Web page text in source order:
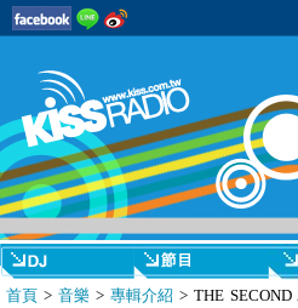
首頁 > 音樂 > 專輯介紹 > THE SECOND